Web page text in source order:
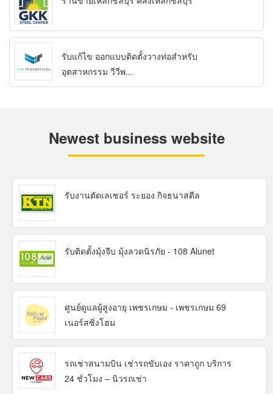
รับแก้ไข ออกแบบติดตั้งวางท่อสำหรับ
อุตสาหกรรม วีวีพ...
Newest business website
รับงานตัดเลเซอร์ ระยอง กิจธนาสตีล
รับติดตั้งมุ้งจีบ มุ้งลวดนิรภัย - 108 Alunet
ศูนย์ดูแลผู้สูงอายุ เพชรเกษม - เพชรเกษม 69
เนอร์สซิ่งโฮม
รถเช่าสนามบิน เช่ารถขับเอง ราคาถูก บริการ
24 ชั่วโมง – นิวรถเช่า